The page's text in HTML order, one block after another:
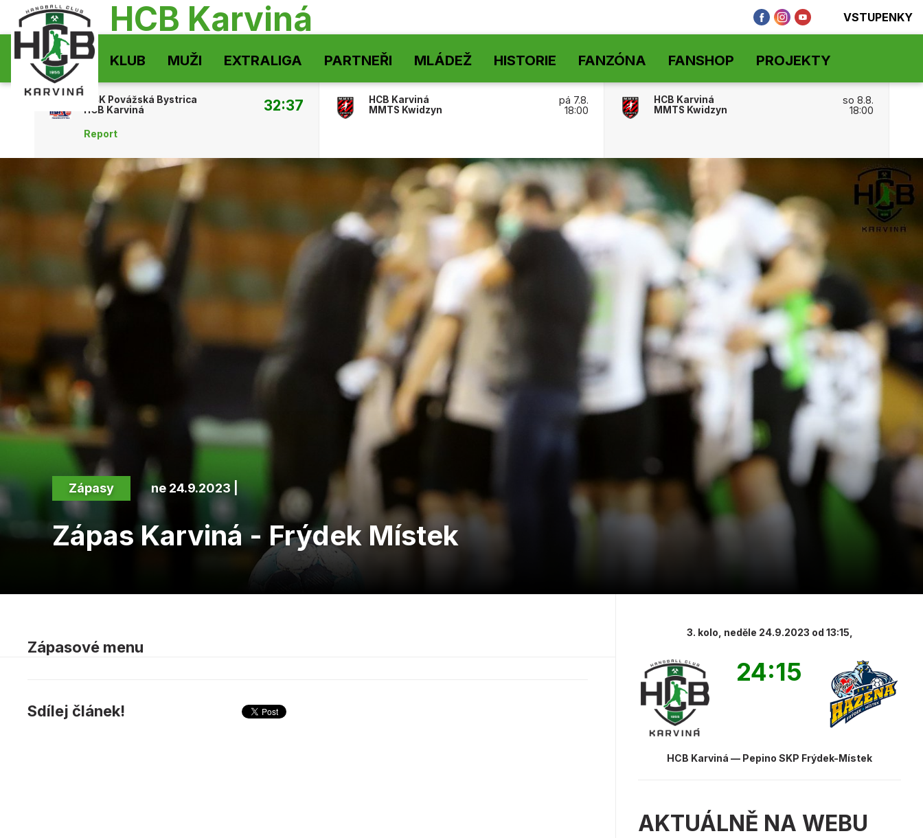
HCB Karviná VSTUPENKY
KLUB MUŽI EXTRALIGA PARTNEŘI MLÁDEŽ HISTORIE FANZÓNA FANSHOP PROJEKTY
MŠK Povážská Bystrica
HCB Karviná
32:37
Report
HCB Karviná
MMTS Kwidzyn
pá 7.8.
18:00
HCB Karviná
MMTS Kwidzyn
so 8.8.
18:00
Zápasy ne 24.9.2023 |
Zápas Karviná - Frýdek Místek
Zápasové menu
Sdílej článek!
3. kolo, neděle 24.9.2023 od 13:15,
24:15
HCB Karviná — Pepino SKP Frýdek-Místek
AKTUÁLNĚ NA WEBU